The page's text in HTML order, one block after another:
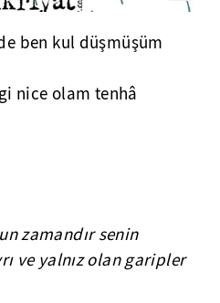
ben kul düşmüşüm
nice olam tenhâ
zamandır senin
ve yalnız olan garipler